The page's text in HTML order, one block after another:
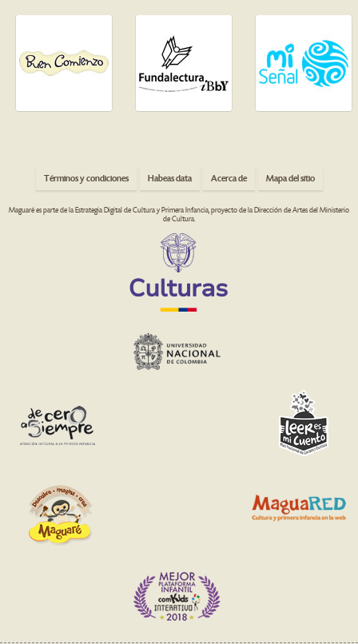
Términos y condiciones Habeas data Acerca de Mapa del sitio
Maguaré es parte de la Estrategia Digital de Cultura y Primera Infancia, proyecto de la Dirección de Artes del Ministerio
de Cultura.